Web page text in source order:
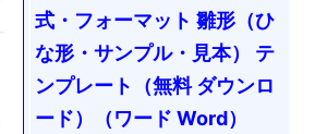
式・フォーマット 雛形（ひ
な形・サンプル・見本） テ
ンプレート（無料 ダウンロ
ード）（ワード Word）